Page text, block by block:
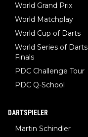
World Grand Prix
World Matchplay
World Cup of Darts
World Series of Darts
Finals
PDC Challenge Tour
PDC Q-School
DARTSPIELER
Martin Schindler